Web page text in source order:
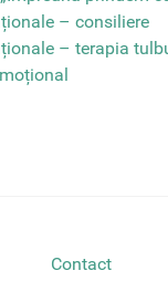
– consiliere
– terapia
Contact